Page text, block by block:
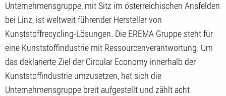
Unternehmensgruppe, mit Sitz im österreichischen Ansfelden
bei Linz, ist weltweit führender Hersteller von
Kunststoffrecycling-Lösungen. Die EREMA Gruppe steht für
eine Kunststoffindustrie mit Ressourcenverantwortung. Um
das deklarierte Ziel der Circular Economy innerhalb der
Kunststoffindustrie umzusetzen, hat sich die
Unternehmensgruppe breit aufgestellt und zählt acht